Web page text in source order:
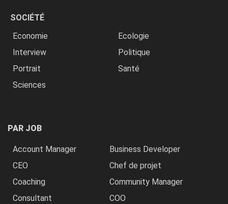
SOCIÉTÉ
Economie
Ecologie
Interview
Politique
Portrait
Santé
Sciences
PAR JOB
Account Manager
Business Developer
CEO
Chef de projet
Coaching
Community Manager
Consultant
COO